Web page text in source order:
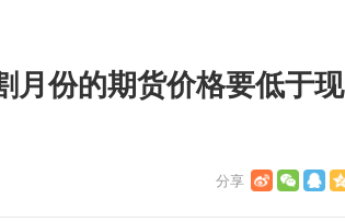
月份的期货价格要低于现